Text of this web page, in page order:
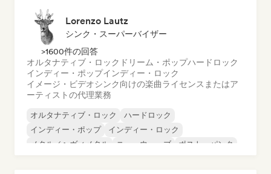
Lorenzo Lautz
シンク・スーパーバイザー
>1600件の回答
オルタナティブ・ロック ドリーム・ポップハードロック
インディー・ポップインディー・ロック
イメージ・ビデオシンク向けの楽曲ライセンスまたはア
ーティストの代理業務
オルタナティブ・ロック
ハードロック
インディー・ポップ
インディー・ロック
メタル／ヘヴィメタル
ニューウェーブ
ポスト・パンク